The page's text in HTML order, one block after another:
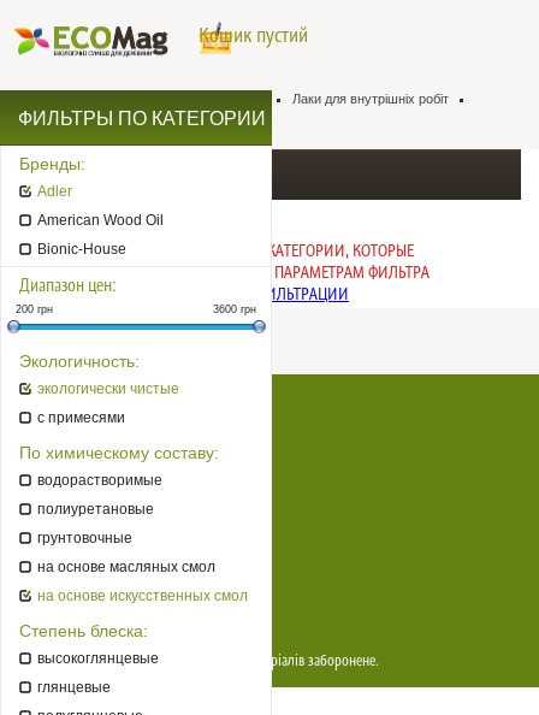
Лаки для внутрішніх робіт
Лаки для меблів
Лаки для меблів
Лак для мебели: как выбрать?
Лаки для меблів Adler
ИЗВИНИТЕ, НЕТ ТОВАРОВ В КАТЕГОРИИ, КОТОРЫЕ
СООТВЕТСТВУЮТ ЗАДАННЫМ ПАРАМЕТРАМ ФИЛЬТРА
ПОСМОТРЕТЬ ТОВАРЫ БЕЗ ФИЛЬТРАЦИИ
ФИЛЬТРЫ ПО КАТЕГОРИИ
Бренды:
Adler
American Wood Oil
Bionic-House
Диапазон цен:
200 грн 3600 грн
Экологичность:
экологически чистые
с примесями
По химическому составу:
водорастворимые
полиуретановые
грунтовочные
на основе масляных смол
на основе искусственных смол
Степень блеска:
высокоглянцевые
глянцевые
Кошик пустий
Натуральна хімія для деревини
Супер еко
Бренди
Оплата, доставка
Постійним клиєнтам
Прайси
Контакти
Copyright © 2026EcoMag . Копіювання матеріалів заборонене.